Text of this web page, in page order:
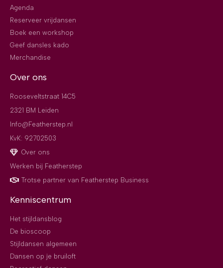
Agenda
Reserveer vrijdansen
Boek een workshop
Geef dansles kado
Merchandise
Over ons
Rooseveltstraat 14C5
2321 BM Leiden
Info@Featherstep.nl
KvK: 92702503
Over ons
Werken bij Featherstep
Trotse partner van Featherstep Business
Kenniscentrum
Het stijldansblog
De bioscoop
Stijldansen algemeen
Dansen op je bruiloft